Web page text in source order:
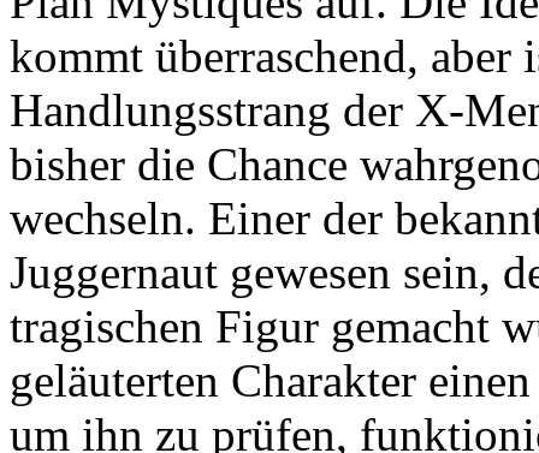
kommt überraschend,
Handlungsstrang der X-
bisher die Chance
wechseln. Einer der
Juggernaut gewesen sein,
tragischen Figur gemacht
geläuterten Charakter
um ihn zu prüfen,